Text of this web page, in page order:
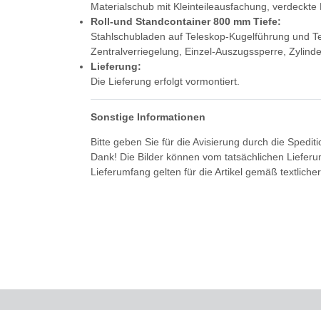
Materialschub mit Kleinteileausfachung, verdeckte
Roll-und Standcontainer 800 mm Tiefe:
Stahlschubladen auf Teleskop-Kugelführung und
Zentralverriegelung, Einzel-Auszugssperre,
Lieferung:
Die Lieferung erfolgt vormontiert.
Sonstige Informationen
Bitte geben Sie für die Avisierung durch die
Dank! Die Bilder können vom tatsächlichen
Lieferumfang gelten für die Artikel gemäß